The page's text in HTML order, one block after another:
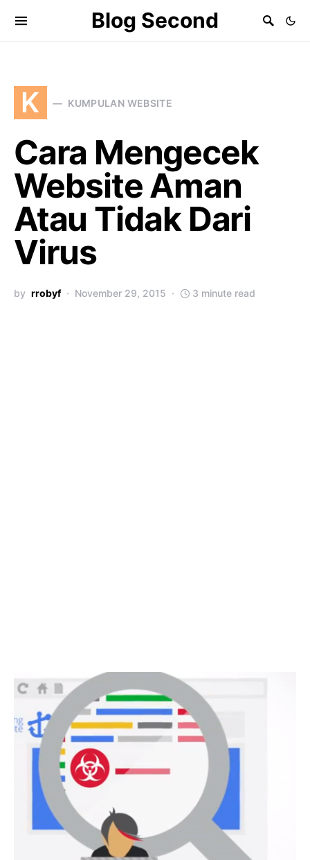
Blog Second
K KUMPULAN WEBSITE
Cara Mengecek
Website Aman
Atau Tidak Dari
Virus
by rrobyf November 29, 2015 3 minute read